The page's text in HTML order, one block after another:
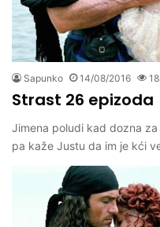
Sapunko 14/08/2016
Strast 26 epizoda
Jimena poludi kad dozna
pa kaže Justu da im je kći